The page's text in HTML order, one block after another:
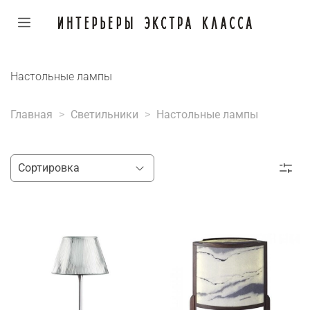
Настольные лампы
Главная Светильники Настольные лампы